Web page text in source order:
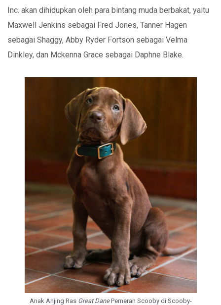
Inc. akan dihidupkan oleh para bintang muda berbakat, yaitu
Maxwell Jenkins sebagai Fred Jones, Tanner Hagen
sebagai Shaggy, Abby Ryder Fortson sebagai Velma
Dinkley, dan Mckenna Grace sebagai Daphne Blake.
Anak Anjing Ras Great DanePemeran Scooby di Scooby-